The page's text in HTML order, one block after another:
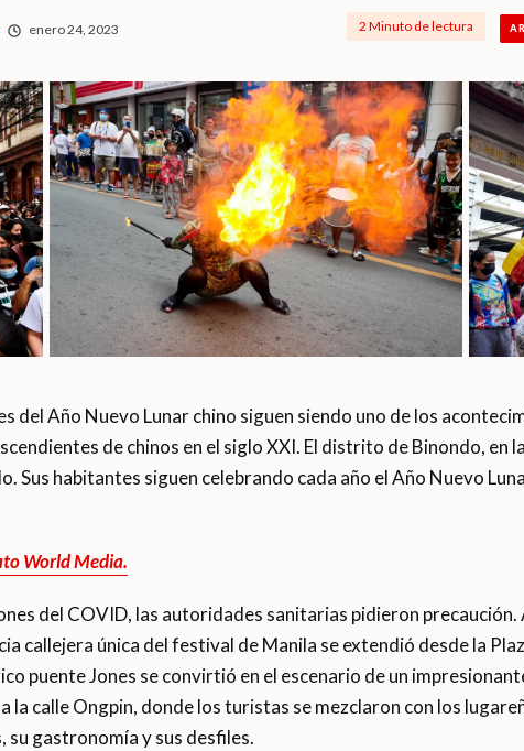
enero 24, 2023 2 Minuto de lectura
del Año Nuevo Lunar chino siguen siendo uno de los
de chinos en el siglo XXI. El distrito de Binondo, en
Sus habitantes siguen celebrando cada año el Año Nuevo
World Media.
del COVID, las autoridades sanitarias pidieron
callejera única del festival de Manila se extendió desde la
puente Jones se convirtió en el escenario de un
la calle Ongpin, donde los turistas se mezclaron con los
su gastronomía y sus desfiles.